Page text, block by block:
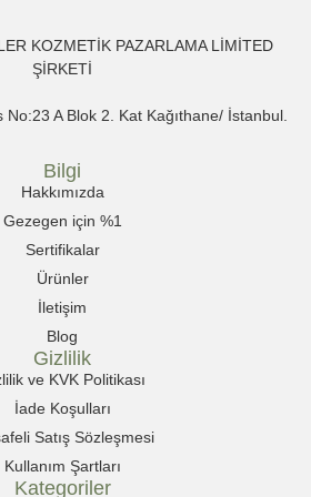
KOZMETİK PAZARLAMA LİMİTED
ŞİRKETİ
A Blok 2. Kat Kağıthane/ İstanbul.
Bilgi
Hakkımızda
Gezegen için %1
Sertifikalar
Ürünler
İletişim
Blog
Gizlilik
ve KVK Politikası
İade Koşulları
Satış Sözleşmesi
Kullanım Şartları
Kategoriler